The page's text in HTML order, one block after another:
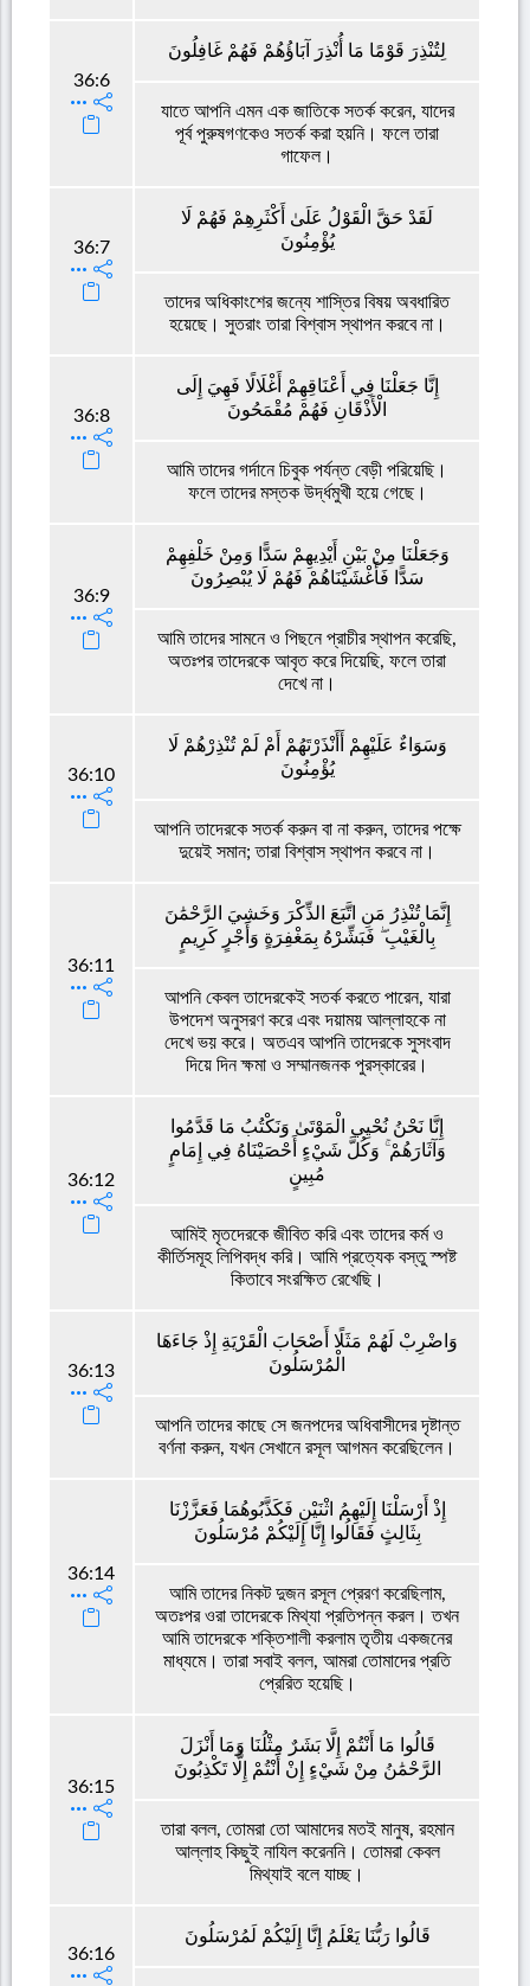
36:6
لِتُنْذِرَ قَوْمًا مَا أُنْذِرَ آبَاؤُهُمْ فَهُمْ غَافِلُونَ
যাতে আপনি এমন এক জাতিকে সতর্ক করেন, যাদের
পূর্ব পুরুষগণকেও সতর্ক করা হয়নি। ফলে তারা
গাফেল।
36:7
لَقَدْ حَقَّ الْقَوْلُ عَلَىٰ أَكْثَرِهِمْ فَهُمْ لَا
يُؤْمِنُونَ
তাদের অধিকাংশের জন্যে শাস্তির বিষয় অবধারিত
হয়েছে। সুতরাং তারা বিশ্বাস স্থাপন করবে না।
36:8
إِنَّا جَعَلْنَا فِي أَعْنَاقِهِمْ أَغْلَالًا فَهِيَ إِلَى
الْأَذْقَانِ فَهُمْ مُقْمَحُونَ
আমি তাদের গর্দানে চিবুক পর্যন্ত বেড়ী পরিয়েছি।
ফলে তাদের মস্তক উর্দ্ধমুখী হয়ে গেছে।
36:9
وَجَعَلْنَا مِنْ بَيْنِ أَيْدِيهِمْ سَدًّا وَمِنْ خَلْفِهِمْ
سَدًّا فَأَغْشَيْنَاهُمْ فَهُمْ لَا يُبْصِرُونَ
আমি তাদের সামনে ও পিছনে প্রাচীর স্থাপন করেছি,
অতঃপর তাদেরকে আবৃত করে দিয়েছি, ফলে তারা
দেখে না।
36:10
وَسَوَاءٌ عَلَيْهِمْ أَأَنْذَرْتَهُمْ أَمْ لَمْ تُنْذِرْهُمْ لَا
يُؤْمِنُونَ
আপনি তাদেরকে সতর্ক করুন বা না করুন, তাদের পক্ষে
দুয়েই সমান; তারা বিশ্বাস স্থাপন করবে না।
36:11
إِنَّمَا تُنْذِرُ مَنِ اتَّبَعَ الذِّكْرَ وَخَشِيَ الرَّحْمَٰنَ
بِالْغَيْبِ ۖ فَبَشِّرْهُ بِمَغْفِرَةٍ وَأَجْرٍ كَرِيمٍ
আপনি কেবল তাদেরকেই সতর্ক করতে পারেন, যারা
উপদেশ অনুসরণ করে এবং দয়াময় আল্লাহকে না
দেখে ভয় করে। অতএব আপনি তাদেরকে সুসংবাদ
দিয়ে দিন ক্ষমা ও সম্মানজনক পুরস্কারের।
36:12
إِنَّا نَحْنُ نُحْيِي الْمَوْتَىٰ وَنَكْتُبُ مَا قَدَّمُوا
وَآثَارَهُمْ ۚ وَكُلَّ شَيْءٍ أَحْصَيْنَاهُ فِي إِمَامٍ
مُبِينٍ
আমিই মৃতদেরকে জীবিত করি এবং তাদের কর্ম ও
কীর্তিসমূহ লিপিবদ্ধ করি। আমি প্রত্যেক বস্তু স্পষ্ট
কিতাবে সংরক্ষিত রেখেছি।
36:13
وَاضْرِبْ لَهُمْ مَثَلًا أَصْحَابَ الْقَرْيَةِ إِذْ جَاءَهَا
الْمُرْسَلُونَ
আপনি তাদের কাছে সে জনপদের অধিবাসীদের দৃষ্টান্ত
বর্ণনা করুন, যখন সেখানে রসূল আগমন করেছিলেন।
36:14
إِذْ أَرْسَلْنَا إِلَيْهِمُ اثْنَيْنِ فَكَذَّبُوهُمَا فَعَزَّزْنَا
بِثَالِثٍ فَقَالُوا إِنَّا إِلَيْكُمْ مُرْسَلُونَ
আমি তাদের নিকট দুজন রসূল প্রেরণ করেছিলাম,
অতঃপর ওরা তাদেরকে মিথ্যা প্রতিপন্ন করল। তখন
আমি তাদেরকে শক্তিশালী করলাম তৃতীয় একজনের
মাধ্যমে। তারা সবাই বলল, আমরা তোমাদের প্রতি
প্রেরিত হয়েছি।
36:15
قَالُوا مَا أَنْتُمْ إِلَّا بَشَرٌ مِثْلُنَا وَمَا أَنْزَلَ
الرَّحْمَٰنُ مِنْ شَيْءٍ إِنْ أَنْتُمْ إِلَّا تَكْذِبُونَ
তারা বলল, তোমরা তো আমাদের মতই মানুষ, রহমান
আল্লাহ কিছুই নাযিল করেননি। তোমরা কেবল
মিথ্যাই বলে যাচ্ছ।
36:16
قَالُوا رَبُّنَا يَعْلَمُ إِنَّا إِلَيْكُمْ لَمُرْسَلُونَ